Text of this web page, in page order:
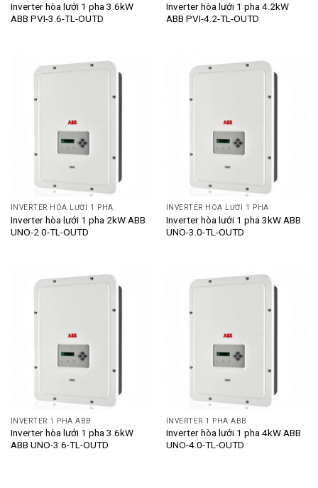
Inverter hòa lưới 1 pha 3.6kW
ABB PVI-3.6-TL-OUTD
Inverter hòa lưới 1 pha 4.2kW
ABB PVI-4.2-TL-OUTD
INVERTER HÒA LƯỚI 1 PHA
Inverter hòa lưới 1 pha 2kW ABB
UNO-2.0-TL-OUTD
INVERTER HÒA LƯỚI 1 PHA
Inverter hòa lưới 1 pha 3kW ABB
UNO-3.0-TL-OUTD
INVERTER 1 PHA ABB
Inverter hòa lưới 1 pha 3.6kW
ABB UNO-3.6-TL-OUTD
INVERTER 1 PHA ABB
Inverter hòa lưới 1 pha 4kW ABB
UNO-4.0-TL-OUTD